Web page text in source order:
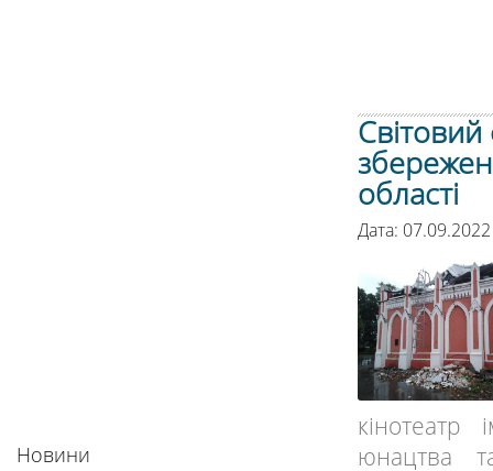
області
Дата:
кінотеатр
юнацтва
Новини